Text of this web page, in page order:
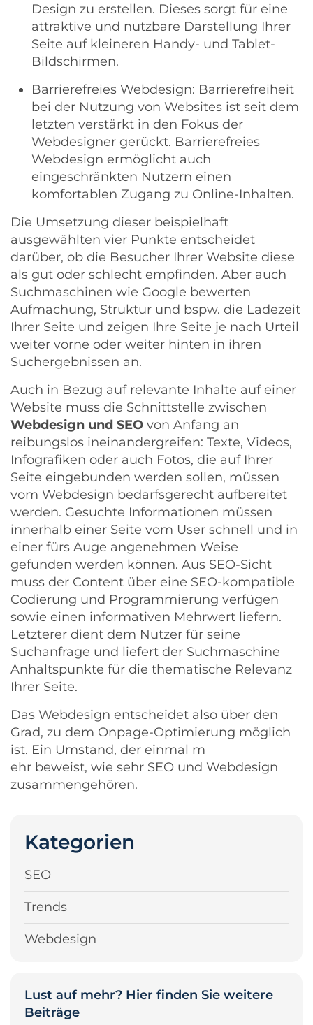
Design zu erstellen. Dieses sorgt für eine
attraktive und nutzbare Darstellung Ihrer
Seite auf kleineren Handy- und Tablet-
Bildschirmen.
Barrierefreies Webdesign: Barrierefreiheit
bei der Nutzung von Websites ist seit dem
letzten verstärkt in den Fokus der
Webdesigner gerückt. Barrierefreies
Webdesign ermöglicht auch
eingeschränkten Nutzern einen
komfortablen Zugang zu Online-Inhalten.
Die Umsetzung dieser beispielhaft
ausgewählten vier Punkte entscheidet
darüber, ob die Besucher Ihrer Website diese
als gut oder schlecht empfinden. Aber auch
Suchmaschinen wie Google bewerten
Aufmachung, Struktur und bspw. die Ladezeit
Ihrer Seite und zeigen Ihre Seite je nach Urteil
weiter vorne oder weiter hinten in ihren
Suchergebnissen an.
Auch in Bezug auf relevante Inhalte auf einer
Website muss die Schnittstelle zwischen
Webdesign und SEO von Anfang an
reibungslos ineinandergreifen: Texte, Videos,
Infografiken oder auch Fotos, die auf Ihrer
Seite eingebunden werden sollen, müssen
vom Webdesign bedarfsgerecht aufbereitet
werden. Gesuchte Informationen müssen
innerhalb einer Seite vom User schnell und in
einer fürs Auge angenehmen Weise
gefunden werden können. Aus SEO-Sicht
muss der Content über eine SEO-kompatible
Codierung und Programmierung verfügen
sowie einen informativen Mehrwert liefern.
Letzterer dient dem Nutzer für seine
Suchanfrage und liefert der Suchmaschine
Anhaltspunkte für die thematische Relevanz
Ihrer Seite.
Das Webdesign entscheidet also über den
Grad, zu dem Onpage-Optimierung möglich
ist. Ein Umstand, der einmal m
ehr beweist, wie sehr SEO und Webdesign
zusammengehören.
Kategorien
SEO
Trends
Webdesign
Lust auf mehr? Hier finden Sie weitere
Beiträge